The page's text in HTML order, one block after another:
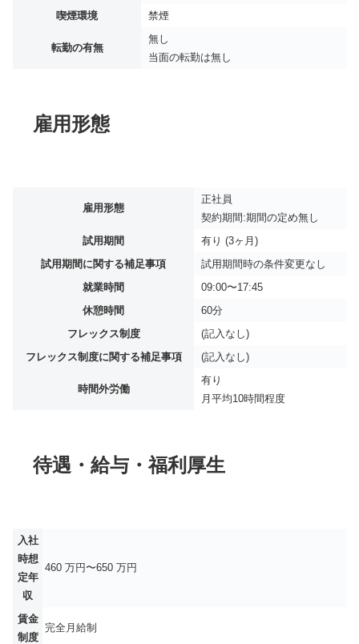
喫煙環境
禁煙
転勤の有無
無し
当面の転勤は無し
雇用形態
雇用形態
正社員
契約期間:期間の定め無し
試用期間
有り (3ヶ月)
試用期間に関する補足事項
試用期間時の条件変更なし
就業時間
09:00〜17:45
休憩時間
60分
フレックス制度
(記入なし)
フレックス制度に関する補足事項
(記入なし)
時間外労働
有り
月平均10時間程度
待遇・給与・福利厚生
入社
時想
定年
収
460 万円〜650 万円
賃金
制度
完全月給制